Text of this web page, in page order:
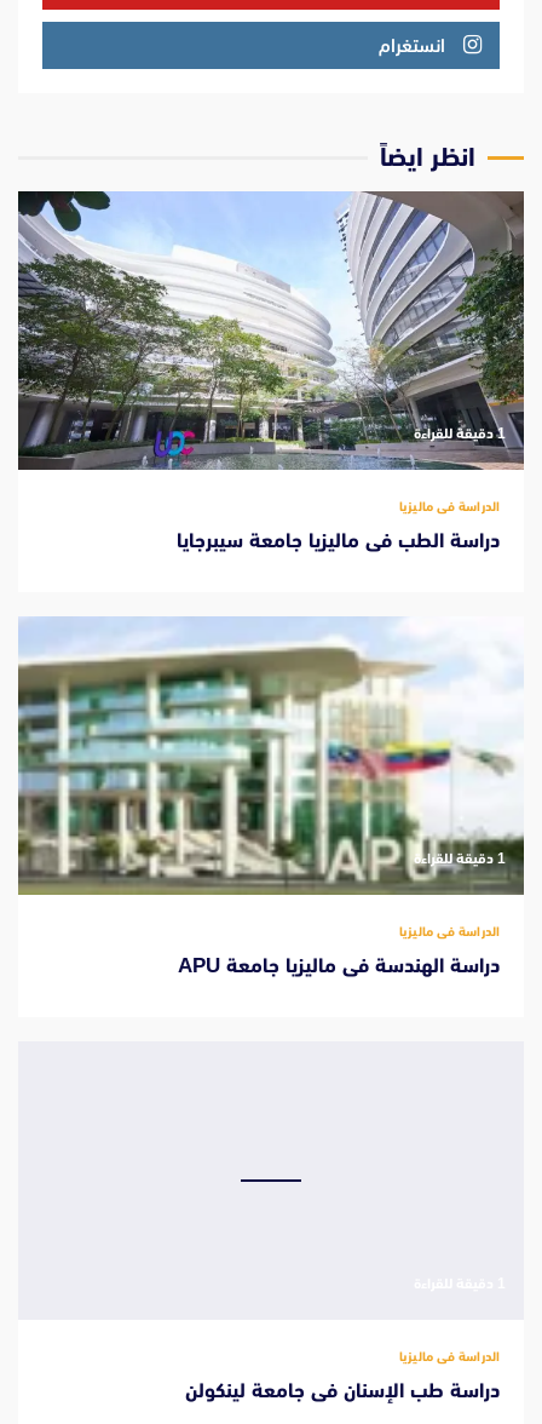
انستغرام
انظر ايضاً
‫1 دقيقة للقراءة
الدراسة فى ماليزيا
دراسة الطب فى ماليزيا جامعة سيبرجايا
‫1 دقيقة للقراءة
الدراسة فى ماليزيا
دراسة الهندسة فى ماليزيا جامعة APU
الدراسة فى ماليزيا
دراسة طب الإسنان فى جامعة لينكولن